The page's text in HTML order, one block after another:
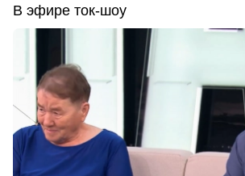
В эфире ток-шоу